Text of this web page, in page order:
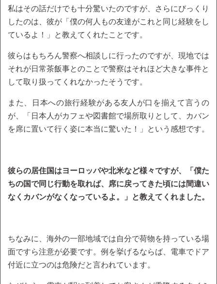
私はその話だけでも十分驚いたのですが、さらにびっくり
したのは、彼が「僕の何人もの友達がこれと同じ経験をし
ているよ！」と教えてくれたことです。
彼らはもちろん警察へ相談しに行ったのですが、現地では
それが日常茶飯事とのことで警察はそれほど大きな事件と
して取り扱ってくれなかったそうです。
また、日本への旅行経験がある友人が口を揃えて言うの
が、「日本人がカフェや図書館で場所取りとして、カバン
を席に置いて行く姿に本当に驚いた！」という感想です。
彼らの居住国はヨーロッパや北米など様々ですが、「僕た
ちの国で同じ行動を取れば、席に戻ってきた頃には間違い
なくカバンがなくなっているよ。」と教えてくれました。
ちなみに、海外の一部地域では自分で荷物を持っている場
面ですら注意が必要です。例を挙げるならば、電車でドア
付近に立つのは危険だと言われています。